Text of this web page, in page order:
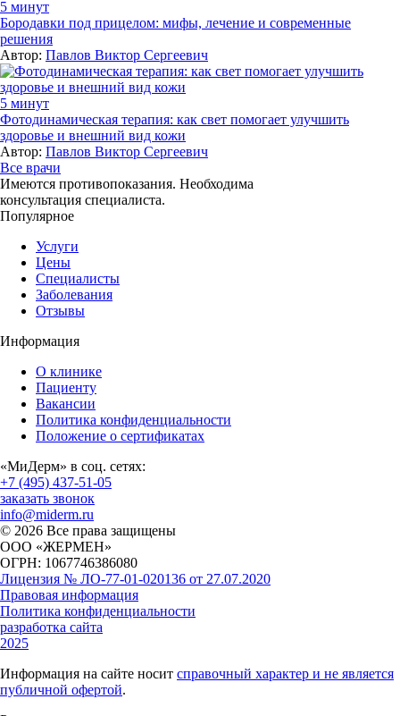
5 минут
Бородавки под прицелом: мифы, лечение и современные
решения
Автор: Павлов Виктор Сергеевич
5 минут
Фотодинамическая терапия: как свет помогает улучшить
здоровье и внешний вид кожи
Автор: Павлов Виктор Сергеевич
Все врачи
Имеются противопоказания. Необходима
консультация специалиста.
Популярное
Услуги
Цены
Специалисты
Заболевания
Отзывы
Информация
О клинике
Пациенту
Вакансии
Политика конфиденциальности
Положение о сертификатах
«МиДерм» в соц. сетях:
+7 (495) 437-51-05
заказать звонок
info@miderm.ru
© 2026 Все права защищены
ООО «ЖЕРМЕН»
ОГРН: 1067746386080
Лицензия № ЛО-77-01-020136 от 27.07.2020
Правовая информация
Политика конфиденциальности
разработка сайта
2025
Информация на сайте носит справочный характер и не является
публичной офертой.